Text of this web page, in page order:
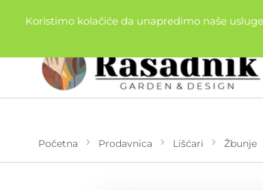
064/4664625 js.rasadnik@gmail.com
Početna Prodavnica Lišćari Žbunje
Koristimo kolačiće da unapredimo naše